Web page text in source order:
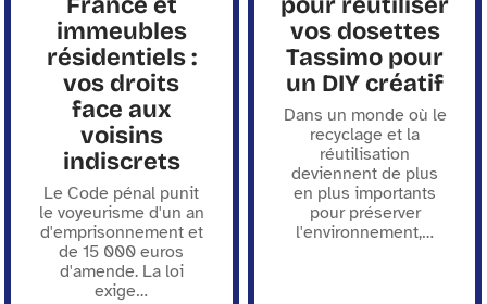
immeubles
résidentiels :
vos droits
face aux
voisins
indiscrets
Le Code pénal punit
le voyeurisme d'un an
d'emprisonnement et
de 15 000 euros
d'amende. La loi
exige…
vos dosettes
Tassimo pour
un DIY créatif
Dans un monde où le
recyclage et la
réutilisation
deviennent de plus
en plus importants
pour préserver
l'environnement,…